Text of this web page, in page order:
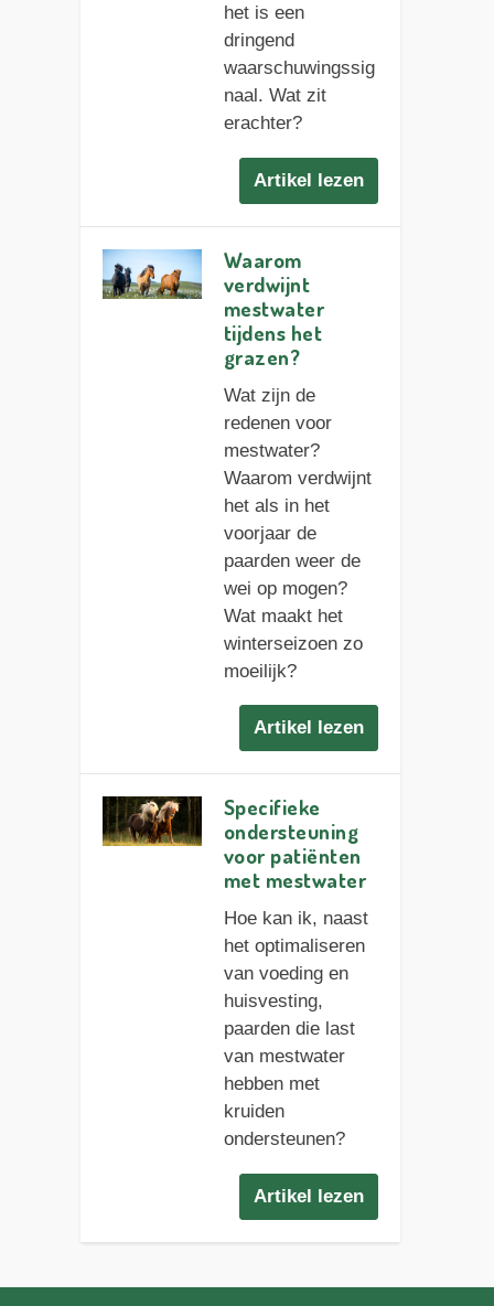
het is een
dringend
waarschuwingssig
naal. Wat zit
erachter?
Artikel lezen
Waarom
verdwijnt
mestwater
tijdens het
grazen?
Wat zijn de
redenen voor
mestwater?
Waarom verdwijnt
het als in het
voorjaar de
paarden weer de
wei op mogen?
Wat maakt het
winterseizoen zo
moeilijk?
Artikel lezen
Specifieke
ondersteuning
voor patiënten
met mestwater
Hoe kan ik, naast
het optimaliseren
van voeding en
huisvesting,
paarden die last
van mestwater
hebben met
kruiden
ondersteunen?
Artikel lezen